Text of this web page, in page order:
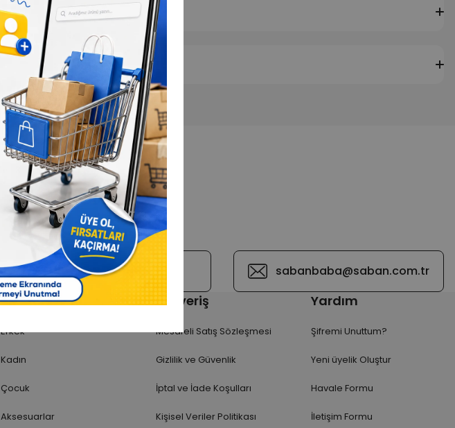
Önerileriniz
Alışveriş Deneyimi
Adresimiz sabanbaba@saban.com.tr
Kategoriler
Erkek
Kadın
Çocuk
Aksesuarlar
Alışveriş
Mesafeli Satış Sözleşmesi
Gizlilik ve Güvenlik
İptal ve İade Koşulları
Kişisel Veriler Politikası
Yardım
Şifremi Unuttum?
Yeni üyelik Oluştur
Havale Formu
İletişim Formu